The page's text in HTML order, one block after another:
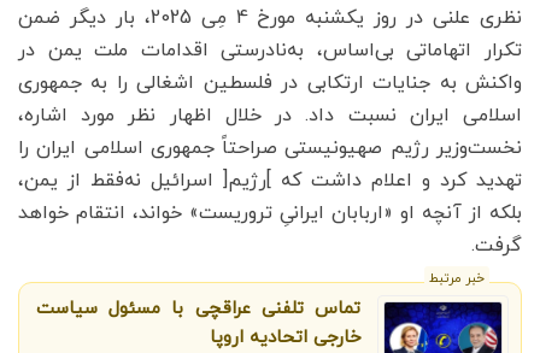
نظری علنی در روز یکشنبه مورخ 4 مِی 2025، بار دیگر ضمن
تکرار اتهاماتی بی‌اساس، به‌نادرستی اقدامات ملت یمن در
واکنش به جنایات ارتکابی در فلسطین اشغالی را به جمهوری
اسلامی ایران نسبت داد. در خلال اظهار نظر مورد اشاره،
نخست‌وزیر رژیم صهیونیستی صراحتاً جمهوری اسلامی ایران را
تهدید کرد و اعلام داشت که ]رژیم[ اسرائیل نه‌فقط از یمن،
بلکه از آنچه او «اربابان ایرانیِ تروریست» خواند، انتقام خواهد
گرفت.
خبر مرتبط
تماس تلفنی عراقچی با مسئول سیاست
خارجی اتحادیه اروپا